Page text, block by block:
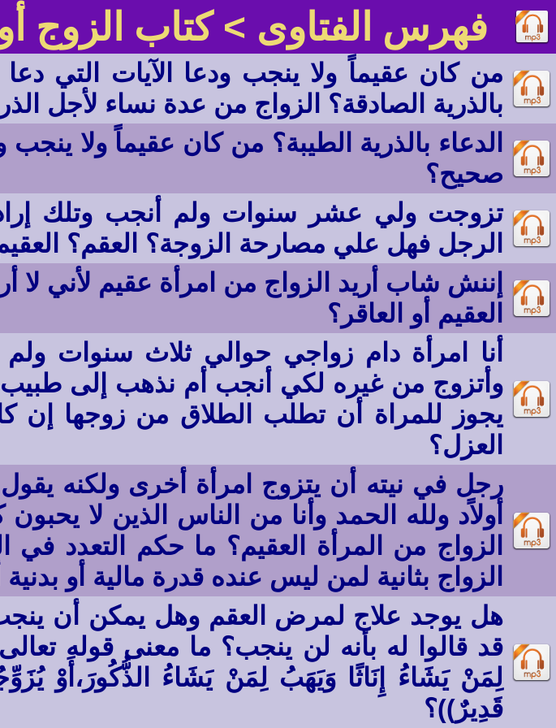
فهرس الفتاوى > كتاب الزوج
من كان عقيماً ولا ينجب ودعا الآيات التي
بالذرية الصادقة؟ الزواج من عدة نساء لأجل
الدعاء بالذرية الطيبة؟ من كان عقيماً ولا ينجب
صحيح؟
تزوجت ولي عشر سنوات ولم أنجب وتلك
الرجل فهل علي مصارحة الزوجة؟ العقم؟
إننش شاب أريد الزواج من امرأة عقيم لأني لا
العقيم أو العاقر؟
أنا امرأة دام زواجي حوالي ثلاث سنوات
وأتزوج من غيره لكي أنجب أم نذهب إلى
يجوز للمراة أن تطلب الطلاق من زوجها إن
العزل؟
رجل في نيته أن يتزوج امرأة أخرى ولكنه
أولاًد ولله الحمد وأنا من الناس الذين لا
الزواج من المرأة العقيم؟ ما حكم التعدد
الزواج بثانية لمن ليس عنده قدرة مالية أو
هل يوجد علاج لمرض العقم وهل يمكن أن ينجب
قد قالوا له بأنه لن ينجب؟ ما معنى قوله
لِمَنْ يَشَاءُ إِنَاثًا وَيَهَبُ لِمَنْ يَشَاءُ الذُّكُورَ،أَوْ
قَدِيرٌ))؟